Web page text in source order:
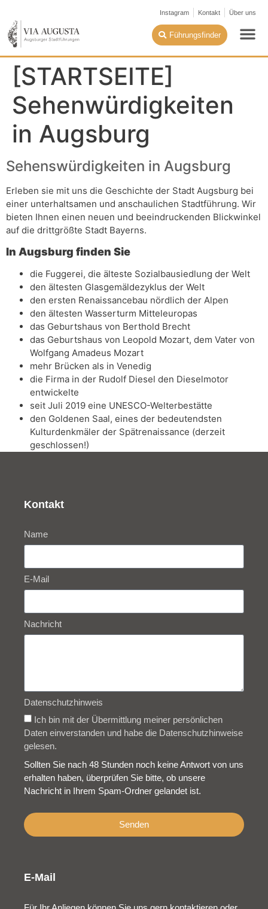
Instagram Kontakt Über uns
Führungsfinder
[STARTSEITE]
Sehenwürdigkeiten
in Augsburg
Sehenswürdigkeiten in Augsburg
Erleben sie mit uns die Geschichte der Stadt Augsburg bei
einer unterhaltsamen und anschaulichen Stadtführung. Wir
bieten Ihnen einen neuen und beeindruckenden Blickwinkel
auf die drittgrößte Stadt Bayerns.
In Augsburg finden Sie
die Fuggerei, die älteste Sozialbausiedlung der Welt
den ältesten Glasgemäldezyklus der Welt
den ersten Renaissancebau nördlich der Alpen
den ältesten Wasserturm Mitteleuropas
das Geburtshaus von Berthold Brecht
das Geburtshaus von Leopold Mozart, dem Vater von
Wolfgang Amadeus Mozart
mehr Brücken als in Venedig
die Firma in der Rudolf Diesel den Dieselmotor
entwickelte
seit Juli 2019 eine UNESCO-Welterbestätte
den Goldenen Saal, eines der bedeutendsten
Kulturdenkmäler der Spätrenaissance (derzeit
geschlossen!)
Kontakt
Name
E-Mail
Nachricht
Datenschutzhinweis
Ich bin mit der Übermittlung meiner persönlichen
Daten einverstanden und habe die Datenschutzhinweise
gelesen.
Sollten Sie nach 48 Stunden noch keine Antwort von uns
erhalten haben, überprüfen Sie bitte, ob unsere
Nachricht in Ihrem Spam-Ordner gelandet ist.
Senden
E-Mail